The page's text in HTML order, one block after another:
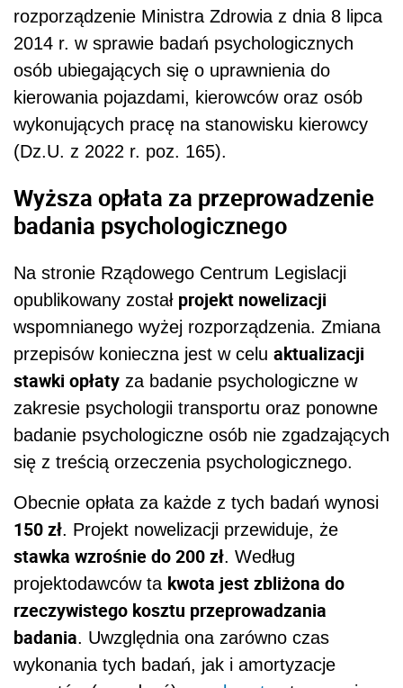
rozporządzenie Ministra Zdrowia z dnia 8 lipca
2014 r. w sprawie badań psychologicznych
osób ubiegających się o uprawnienia do
kierowania pojazdami, kierowców oraz osób
wykonujących pracę na stanowisku kierowcy
(Dz.U. z 2022 r. poz. 165).
Wyższa opłata za przeprowadzenie
badania psychologicznego
Na stronie Rządowego Centrum Legislacji
opublikowany został projekt nowelizacji
wspomnianego wyżej rozporządzenia. Zmiana
przepisów konieczna jest w celu aktualizacji
stawki opłaty za badanie psychologiczne w
zakresie psychologii transportu oraz ponowne
badanie psychologiczne osób nie zgadzających
się z treścią orzeczenia psychologicznego.
Obecnie opłata za każde z tych badań wynosi
150 zł. Projekt nowelizacji przewiduje, że
stawka wzrośnie do 200 zł. Według
projektodawców ta kwota jest zbliżona do
rzeczywistego kosztu przeprowadzania
badania. Uwzględnia ona zarówno czas
wykonania tych badań, jak i amortyzacje